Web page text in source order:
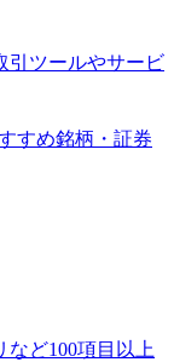
引ツールやサービ
すめ銘柄・証券
ど100項目以上